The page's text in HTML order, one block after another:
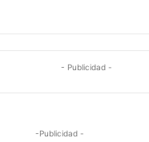
- Publicidad -
-Publicidad -